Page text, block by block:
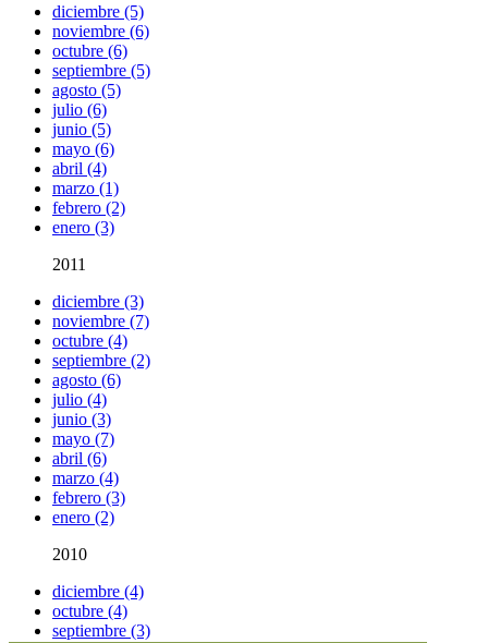
diciembre (5)
noviembre (6)
octubre (6)
septiembre (5)
agosto (5)
julio (6)
junio (5)
mayo (6)
abril (4)
marzo (1)
febrero (2)
enero (3)
2011
diciembre (3)
noviembre (7)
octubre (4)
septiembre (2)
agosto (6)
julio (4)
junio (3)
mayo (7)
abril (6)
marzo (4)
febrero (3)
enero (2)
2010
diciembre (4)
octubre (4)
septiembre (3)